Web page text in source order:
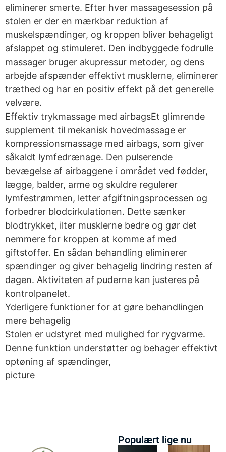
eliminerer smerte. Efter hver massagesession på
stolen er der en mærkbar reduktion af
muskelspændinger, og kroppen bliver behageligt
afslappet og stimuleret. Den indbyggede fodrulle
massager bruger akupressur metoder, og dens
arbejde afspænder effektivt musklerne, eliminerer
træthed og har en positiv effekt på det generelle
velvære.
Effektiv trykmassage med airbagsEt glimrende
supplement til mekanisk hovedmassage er
kompressionsmassage med airbags, som giver
såkaldt lymfedrænage. Den pulserende
bevægelse af airbaggene i området ved fødder,
lægge, balder, arme og skuldre regulerer
lymfestrømmen, letter afgiftningsprocessen og
forbedrer blodcirkulationen. Dette sænker
blodtrykket, ilter musklerne bedre og gør det
nemmere for kroppen at komme af med
giftstoffer. En sådan behandling eliminerer
spændinger og giver behagelig lindring resten af
dagen. Aktiviteten af puderne kan justeres på
kontrolpanelet.
Yderligere funktioner for at gøre behandlingen
mere behagelig
Stolen er udstyret med mulighed for rygvarme.
Denne funktion understøtter og behager effektivt
optøning af spændinger,
picture
Populært lige nu